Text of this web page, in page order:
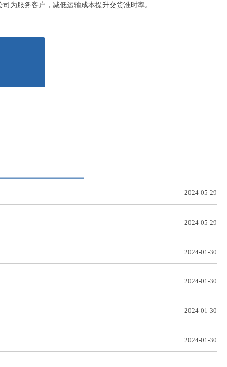
为服务客户，减低运输成本提升交货准时率。
2024-05-29
2024-05-29
2024-01-30
2024-01-30
2024-01-30
2024-01-30